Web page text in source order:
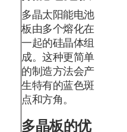
多晶太阳能电池
板由多个熔化在
一起的硅晶体组
成。这种更简单
的制造方法会产
生特有的蓝色斑
点和方角。
多晶板的优